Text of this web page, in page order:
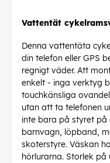
Vattentät
Denna vattentäta
din telefon eller GPS
regnigt väder. Att
enkelt - inga verktyg
touchkänsliga
utan att ta telefonen
inte bara på styret på
barnvagn, löpband,
skoterstyre. Väskan
hörlurarna. Storlek